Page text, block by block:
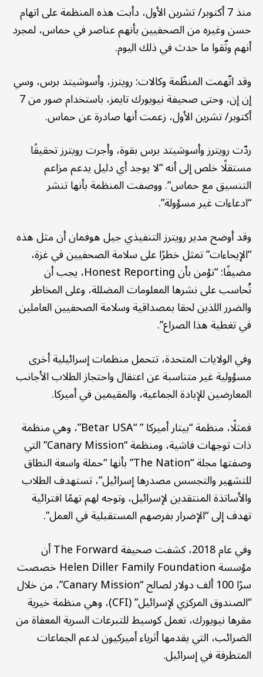
منذ 7 أكتوبر/ تشرين الأول، دأبت هذه المنظمة على اتهام
حسن وغيره من الصحفيين بأنهم عناصر في حماس، لمجرد
أنهم وثّقوا ما حدث في ذلك اليوم.
وقد اتّهمت المنظّمة وكالات: رويترز، وأسوشيتد برس، وسي
إن إن، وحتى صحيفة نيويورك تايمز، باستخدام صور من 7
أكتوبر/ تشرين الأول، زعمت أنها صادرة عن حماس.
ردّت رويترز وأسوشيتد برس بقوة، وأجرت رويترز تحقيقًا
مستقلًا خلص إلى أنه “لا يوجد أي دليل يدعم مزاعم
التنسيق مع حماس”. ووصفت المنظمة بأنها تنشر
“ادعاءات غير مسؤولة”.
وقد أوضح مدير رويترز التنفيذي جيل هوفمان أن مثل هذه
“الإيحاءات” تمثل خطرًا على سلامة الصحفيين في غزة،
مضيفًا: “نؤمن بأن Honest Reporting، يجب أن
تُحاسب على نشرها المعلومات المضللة، وعلى المخاطر
والضرر اللذين لحقا بمصداقية وسلامة الصحفيين العاملين
في تغطية هذا الصراع”.
وفي الولايات المتحدة، تتحمل منظمات إسرائيلية أخرى
مسؤولية غير متناسبة عن اعتقال واحتجاز الطلاب الأجانب
المعارضين للإبادة الجماعية، والمقيمين في أميركا.
فمثلًا، منظمة “بيتار أميركا ” “Betar USA”، وهي منظمة
ذات توجهات فاشية، ومنظمة “Canary Mission” التي
وصفتها مجلة “The Nation” بأنها “حملة واسعة النطاق
للتشهير والتجسس مصدرها إسرائيل”، تستهدف الطلاب
والأساتذة المنتقدين لإسرائيل، وتوجه لهم تهمًا افترائية
تهدف إلى “الإضرار بفرصهم المستقبلية في العمل”.
وفي عام 2018، كشفت صحيفة The Forward أن
مؤسسة Helen Diller Family Foundation خصصت
سرًا 100 ألف دولار لصالح “Canary Mission”، من خلال
“الصندوق المركزي لإسرائيل” (CFI)، وهي منظمة خيرية
مقرها نيويورك، تعمل كوسيط للتبرعات السرية المعفاة من
الضرائب، التي يقدمها أثرياء أميركيون لدعم الجماعات
المتطرفة في إسرائيل.